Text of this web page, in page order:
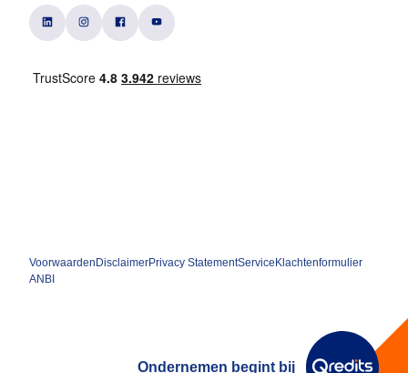
VoorwaardenDisclaimerPrivacy StatementServiceKlachtenformulier
ANBI
Ondernemen begint bij